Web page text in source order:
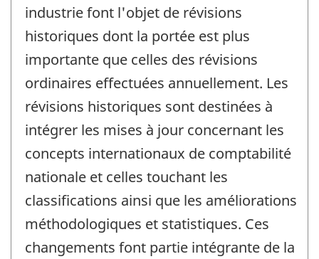
-
industrie font l'objet de révisions
historiques dont la portée est plus
importante que celles des révisions
ordinaires effectuées annuellement. Les
révisions historiques sont destinées à
intégrer les mises à jour concernant les
concepts internationaux de comptabilité
nationale et celles touchant les
classifications ainsi que les améliorations
méthodologiques et statistiques. Ces
changements font partie intégrante de la